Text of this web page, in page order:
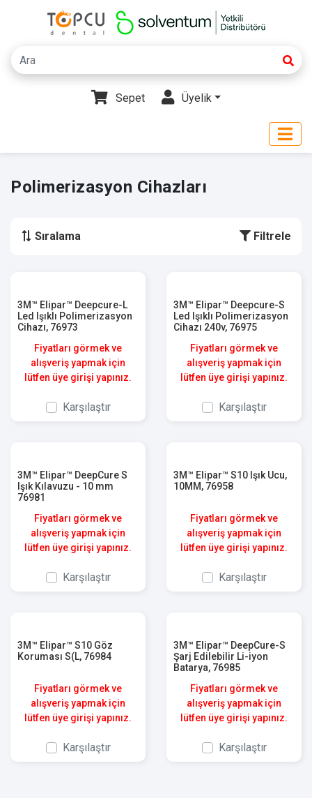
Sepet Üyelik
Polimerizasyon Cihazları
Sıralama Filtrele
3M™ Elipar™ Deepcure-L
Led Işıklı Polimerizasyon
Cihazı, 76973
Fiyatları görmek ve
alışveriş yapmak için
lütfen üye girişi yapınız.
Karşılaştır
3M™ Elipar™ Deepcure-S
Led Işıklı Polimerizasyon
Cihazı 240v, 76975
Fiyatları görmek ve
alışveriş yapmak için
lütfen üye girişi yapınız.
Karşılaştır
3M™ Elipar™ DeepCure S
Işık Kılavuzu - 10 mm
76981
Fiyatları görmek ve
alışveriş yapmak için
lütfen üye girişi yapınız.
Karşılaştır
3M™ Elipar™ S10 Işık Ucu,
10MM, 76958
Fiyatları görmek ve
alışveriş yapmak için
lütfen üye girişi yapınız.
Karşılaştır
3M™ Elipar™ S10 Göz
Koruması S(L, 76984
Fiyatları görmek ve
alışveriş yapmak için
lütfen üye girişi yapınız.
Karşılaştır
3M™ Elipar™ DeepCure-S
Şarj Edilebilir Li-iyon
Batarya, 76985
Fiyatları görmek ve
alışveriş yapmak için
lütfen üye girişi yapınız.
Karşılaştır